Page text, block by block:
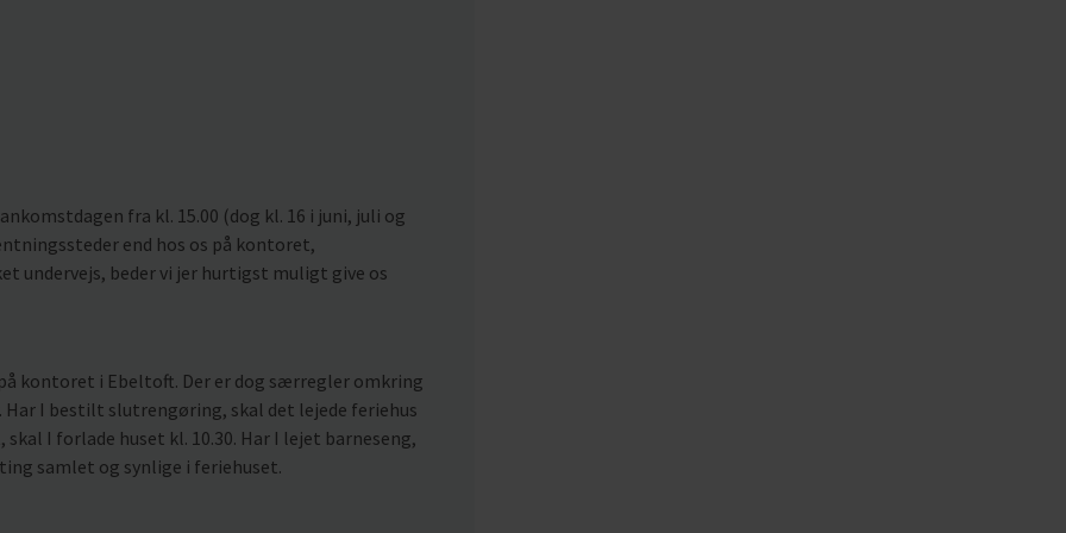
fra kl. 15.00 (dog kl. 16 i juni, juli og
end hos os på kontoret,
undervejs, beder vi jer hurtigst muligt give os
kontoret i Ebeltoft. Der er dog særregler omkring
Har I bestilt slutrengøring, skal det lejede feriehus
I forlade huset kl. 10.30. Har I lejet barneseng,
samlet og synlige i feriehuset.